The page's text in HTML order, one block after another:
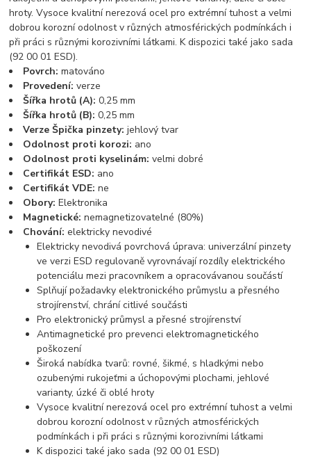
hroty. Vysoce kvalitní nerezová ocel pro extrémní tuhost a velmi
dobrou korozní odolnost v různých atmosférických podmínkách i
při práci s různými korozivními látkami. K dispozici také jako sada
(92 00 01 ESD).
Povrch:matováno
Provedení:verze
Šířka hrotů (A):0,25 mm
Šířka hrotů (B):0,25 mm
Verze Špička pinzety:jehlový tvar
Odolnost proti korozi: ano
Odolnost proti kyselinám:velmi dobré
Certifikát ESD: ano
Certifikát VDE:ne
Obory:Elektronika
Magnetické:nemagnetizovatelné (80%)
Chování:elektricky nevodivé
Elektricky nevodivá povrchová úprava: univerzální pinzety
ve verzi ESD regulovaně vyrovnávají rozdíly elektrického
potenciálu mezi pracovníkem a opracovávanou součástí
Splňují požadavky elektronického průmyslu a přesného
strojírenství, chrání citlivé součásti
Pro elektronický průmysl a přesné strojírenství
Antimagnetické pro prevenci elektromagnetického
poškození
Široká nabídka tvarů: rovné, šikmé, s hladkými nebo
ozubenými rukojeťmi a úchopovými plochami, jehlové
varianty, úzké či oblé hroty
Vysoce kvalitní nerezová ocel pro extrémní tuhost a velmi
dobrou korozní odolnost v různých atmosférických
podmínkách i při práci s různými korozivními látkami
K dispozici také jako sada (92 00 01 ESD)